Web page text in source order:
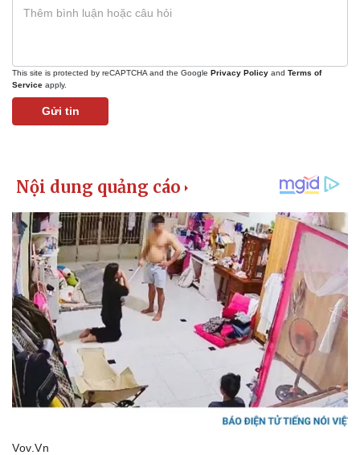
This site is protected by reCAPTCHA and the Google Privacy Policy and Terms of
Service apply.
Gửi tin